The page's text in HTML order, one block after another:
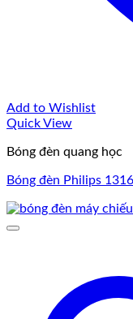
Add to Wishlist
Quick View
Bóng đèn quang học
Bóng đèn Philips